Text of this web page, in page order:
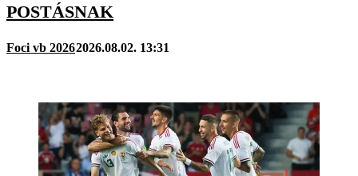
POSTÁSNAK
Foci vb 20262026.08.02. 13:31